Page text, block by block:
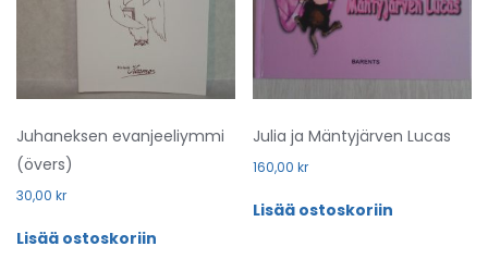
Juhaneksen evanjeeliymmi
(övers)
30,00 kr
Lisää ostoskoriin
Julia ja Mäntyjärven Lucas
160,00kr
Lisää ostoskoriin